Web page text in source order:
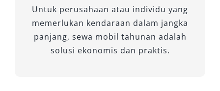
Jombang terpercaya yang memiliki reputasi
baik. Cek ulasan pelanggan di Google, media
sosial, atau website resmi untuk memastikan
kualitas layanan, transparansi harga, dan
Untuk perusahaan atau individu yang
memerlukan kendaraan dalam jangka
panjang, sewa mobil tahunan adalah
solusi ekonomis dan praktis.